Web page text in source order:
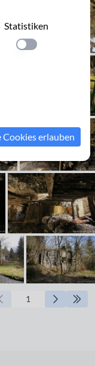
Statistiken
Einstellung
Cookies erlauben